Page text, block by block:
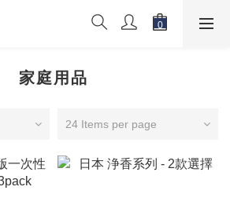
家庭用品
24 Items per page